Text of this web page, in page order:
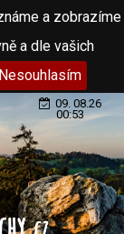
a zobrazíme
a dle vašich
Nesouhlasím
09. 08.26
00:53